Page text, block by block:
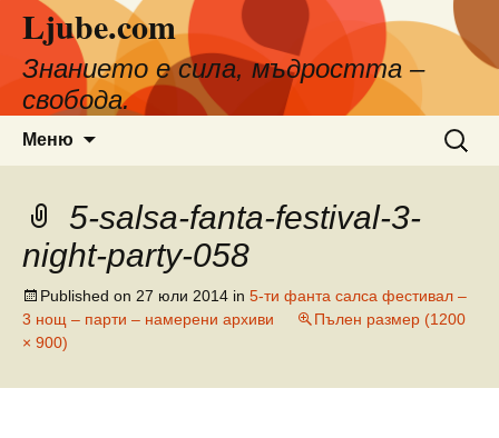
съдържанието
Ljube.com
Знанието е сила, мъдростта –
свобода.
Меню
за:
5-salsa-fanta-festival-3-
night-party-058
Published on 27 юли 2014 in 5-ти фанта салса фестивал –
3 нощ – парти – намерени архиви
Пълен размер (1200
× 900)